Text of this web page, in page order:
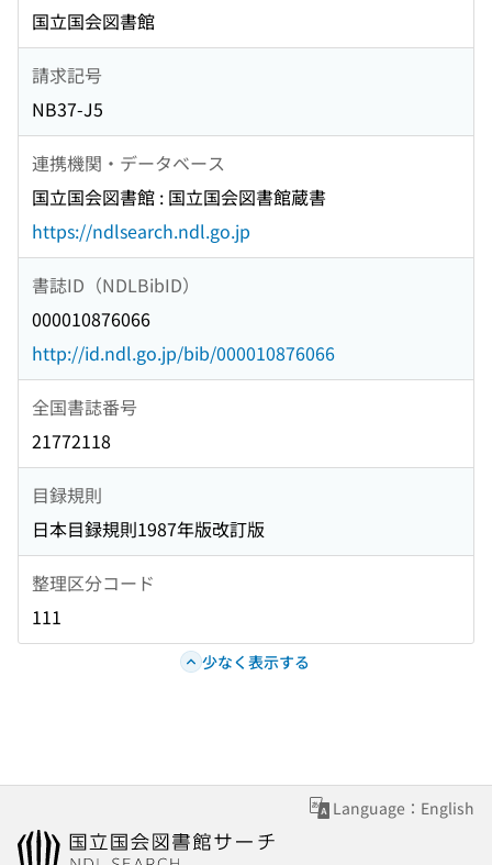
国立国会図書館
請求記号
NB37-J5
連携機関・データベース
国立国会図書館 : 国立国会図書館蔵書
https://ndlsearch.ndl.go.jp
書誌ID（NDLBibID）
000010876066
http://id.ndl.go.jp/bib/000010876066
全国書誌番号
21772118
目録規則
日本目録規則1987年版改訂版
整理区分コード
111
少なく表示する
Language：English